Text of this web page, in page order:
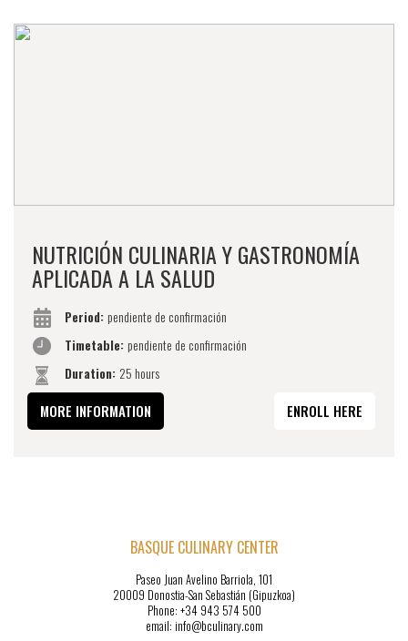
NUTRICIÓN CULINARIA Y GASTRONOMÍA
APLICADA A LA SALUD
Period: pendiente de confirmación
Timetable: pendiente de confirmación
Duration: 25 hours
MORE INFORMATION ENROLL HERE
BASQUE CULINARY CENTER
Paseo Juan Avelino Barriola, 101
20009 Donostia-San Sebastián (Gipuzkoa)
Phone: +34 943 574 500
email: info@bculinary.com